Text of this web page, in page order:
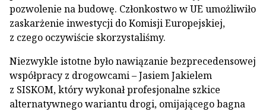
pozwolenie na budowę. Członkostwo w UE umożliwiło
zaskarżenie inwestycji do Komisji Europejskiej,
z czego oczywiście skorzystaliśmy.
Niezwykle istotne było nawiązanie bezprecedensowej
współpracy z drogowcami – Jasiem Jakielem
z SISKOM, który wykonał profesjonalne szkice
alternatywnego wariantu drogi, omijającego bagna